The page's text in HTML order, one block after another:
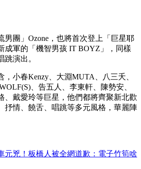
男團」Ozone，也將首次登上「巨星耶
成軍的「機智男孩 IT BOYZ」，同樣
演出。
，小春Kenzy、大淵MUTA、八三夭、
、告五人、李東軒、陳勢安、
、戴愛玲等巨星，他們都將齊聚新北歡
抒情、饒舌、唱跳等多元風格，華麗陣
元兇！板橋人被全網道歉：電子竹筍啥